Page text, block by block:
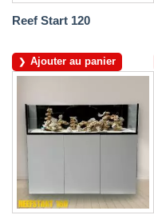
Reef Start 120
Ajouter au panier